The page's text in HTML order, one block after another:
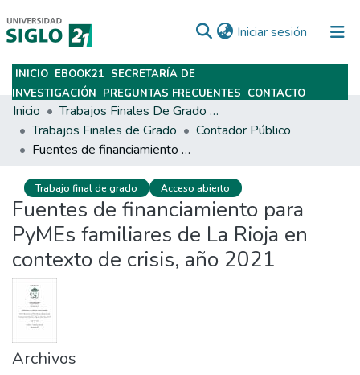
Iniciar sesión (current)
Subir
INICIO EBOOK21 SECRETARÍA DE
INVESTIGACIÓN PREGUNTAS FRECUENTES CONTACTO
Inicio
Trabajos Finales De Grado Y Posgrado
Trabajos Finales de Grado
Contador Público
Fuentes de financiamiento para PyMEs familiares de La Rioja en contexto de crisis, año 2021
Trabajo final de grado Acceso abierto
Fuentes de financiamiento para
PyMEs familiares de La Rioja en
contexto de crisis, año 2021
Archivos